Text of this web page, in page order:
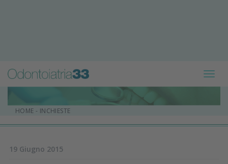
HOME - INCHIESTE
19 Giugno 2015